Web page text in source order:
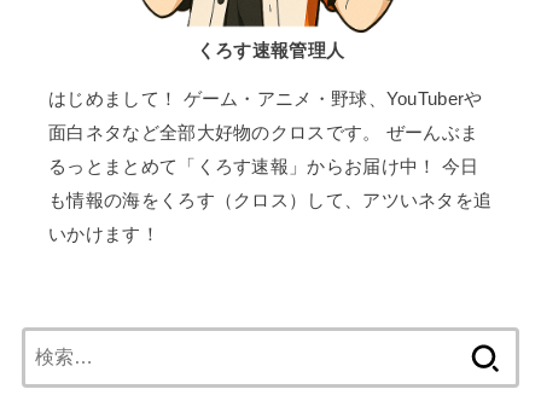
くろす速報管理人
はじめまして！ ゲーム・アニメ・野球、YouTuberや
面白ネタなど全部大好物のクロスです。 ぜーんぶま
るっとまとめて「くろす速報」からお届け中！ 今日
も情報の海をくろす（クロス）して、アツいネタを追
いかけます！
索: